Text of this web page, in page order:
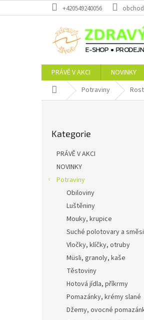
na
+420549240056
PRÁVĚ V AKCI NOVINKY
Domů Potraviny
kategorie
Kategorie
PRÁVĚ V AKCI
NOVINKY
Potraviny
Obiloviny
Luštěniny
Mouky, krupice
Suché polotovary a směsi
Vločky, klíčky, otruby
Müsli, granoly, kaše
Těstoviny
Hotová jídla, příkrmy
Pomazánky, krémy slané
Džemy, ovocné